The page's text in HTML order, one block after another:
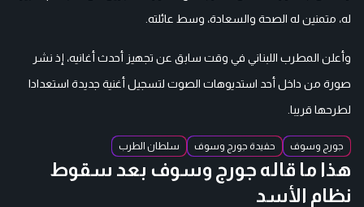
له، متمنين له الصحة والسعادة، وسط عائلته.
وأعلن المطرب اللبناني في وقت سابق عن تجهيز أحدث أغانيه، إذ نشر
صورة من داخل أحد استديوهات الصوت لتسجيل أغنية جديدة استعدادا
لطرحها قريبا.
جورج وسوف حفيدة جورج وسوف سلطان الطرب
هذا ما قاله جورج وسوف بعد سقوط
نظام الأسد